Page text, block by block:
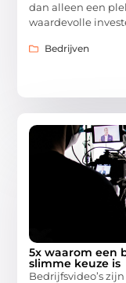
dan alleen een
waardevolle
Bedrijven
5x waarom een
slimme keuze is
Bedrijfsvideo’s